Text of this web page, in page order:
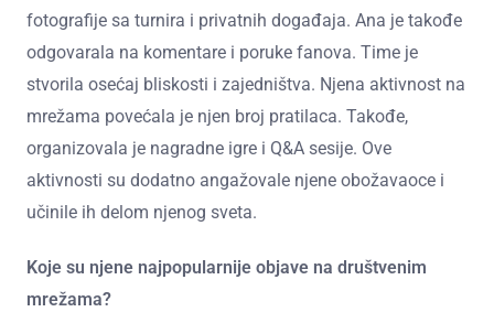
fotografije sa turnira i privatnih događaja. Ana je takođe
odgovarala na komentare i poruke fanova. Time je
stvorila osećaj bliskosti i zajedništva. Njena aktivnost na
mrežama povećala je njen broj pratilaca. Takođe,
organizovala je nagradne igre i Q&A sesije. Ove
aktivnosti su dodatno angažovale njene obožavaoce i
učinile ih delom njenog sveta.
Koje su njene najpopularnije objave na društvenim
mrežama?